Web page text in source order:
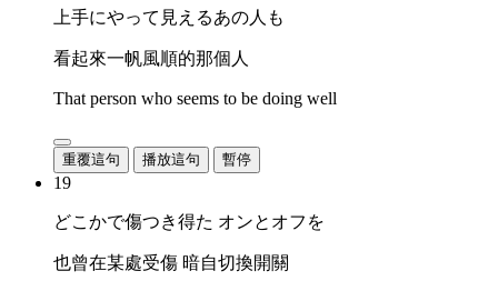
上手にやって見えるあの人も
看起來一帆風順的那個人
That person who seems to be doing well
重覆這句 播放這句 暫停
19
どこかで傷つき得た オンとオフを
也曾在某處受傷 暗自切換開關